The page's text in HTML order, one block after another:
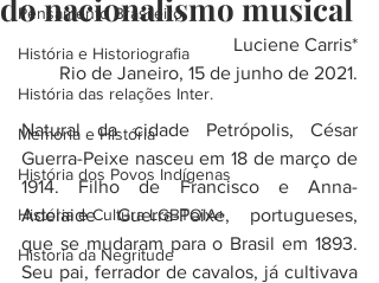
Pensamento Brasileiro
História e Historiografia
História das relações Inter.
Memória e História
História dos Povos Indígenas
História e Cultura LGBTQIA+
Historia da Negritude
do nacionalismo musical
Luciene Carris*
Rio de Janeiro, 15 de junho de 2021.
Natural da cidade Petrópolis, César
Guerra-Peixe nasceu em 18 de março de
1914. Filho de Francisco e Anna-
Adelaide Guerra-Peixe, portugueses,
que se mudaram para o Brasil em 1893.
Seu pai, ferrador de cavalos, já cultivava